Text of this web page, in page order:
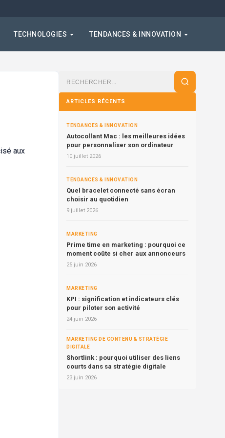
TECHNOLOGIES TENDANCES & INNOVATION
aux
Rechercher
ARTICLES RÉCENTS
TENDANCES & INNOVATION
Autocollant Mac : les meilleures idées
pour personnaliser son ordinateur
10 juillet 2026
TENDANCES & INNOVATION
Quel bracelet connecté sans écran
choisir au quotidien
9 juillet 2026
MARKETING
Prime time en marketing : pourquoi ce
moment coûte si cher aux annonceurs
25 juin 2026
MARKETING
KPI : signification et indicateurs clés
pour piloter son activité
24 juin 2026
MARKETING DE CONTENU & STRATÉGIE
DIGITALE
Shortlink : pourquoi utiliser des liens
courts dans sa stratégie digitale
23 juin 2026